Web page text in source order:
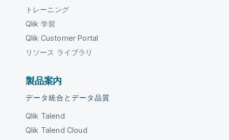
トレーニング
Qlik 学習
Qlik Customer Portal
リソース ライブラリ
製品案内
データ統合とデータ品質
Qlik Talend
Qlik Talend Cloud